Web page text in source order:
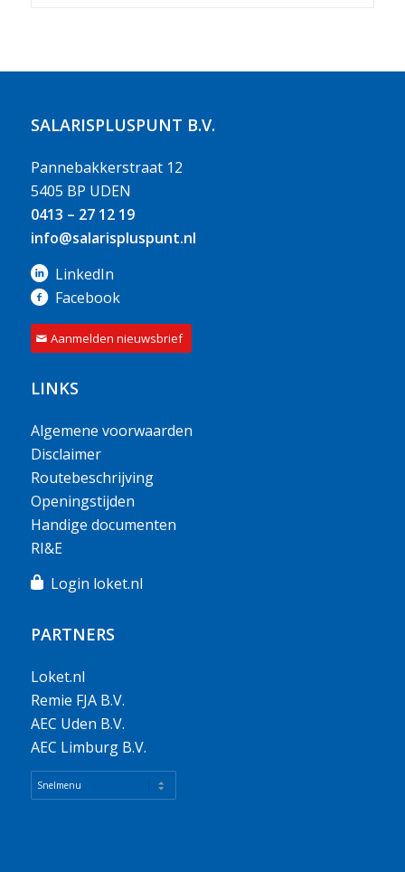
SALARISPLUSPUNT B.V.
Pannebakkerstraat 12
5405 BP UDEN
0413 – 27 12 19
info@salarispluspunt.nl
LinkedIn
Facebook
Aanmelden nieuwsbrief
LINKS
Algemene voorwaarden
Disclaimer
Routebeschrijving
Openingstijden
Handige documenten
RI&E
Login loket.nl
PARTNERS
Loket.nl
Remie FJA B.V.
AEC Uden B.V.
AEC Limburg B.V.